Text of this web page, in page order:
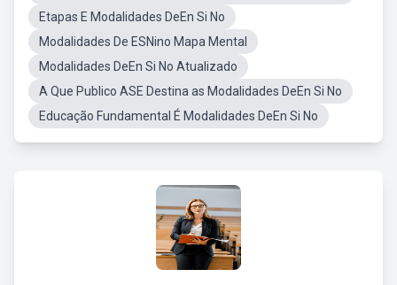
Etapas E Modalidades DeEn Si No
Modalidades De ESNino Mapa Mental
Modalidades DeEn Si No Atualizado
A Que Publico ASE Destina as Modalidades DeEn Si No
Educação Fundamental É Modalidades DeEn Si No